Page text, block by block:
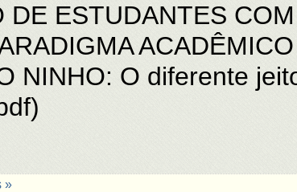
DE ESTUDANTES
ACADÊMICO
NINHO: O diferente
»